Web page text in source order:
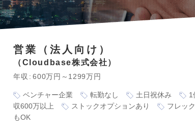
営業（法人向け）
Cloudbase株式会社
年収 600万円～1299万円
ベンチャー企業 転勤なし 土日祝休み 1
収600万以上
ストックオプションあり フレッ
もOK